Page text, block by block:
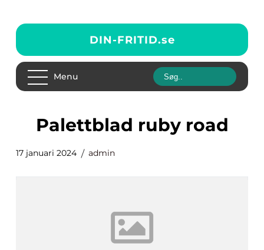
DIN-FRITID.se
Menu
palettblad ruby road
17 januari 2024 admin